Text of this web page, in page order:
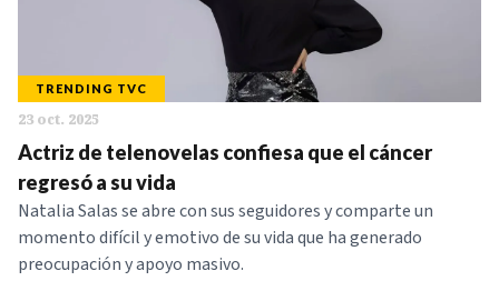
TRENDING TVC
23 oct. 2025
Actriz de telenovelas confiesa que el cáncer
regresó a su vida
Natalia Salas se abre con sus seguidores y comparte un
momento difícil y emotivo de su vida que ha generado
preocupación y apoyo masivo.